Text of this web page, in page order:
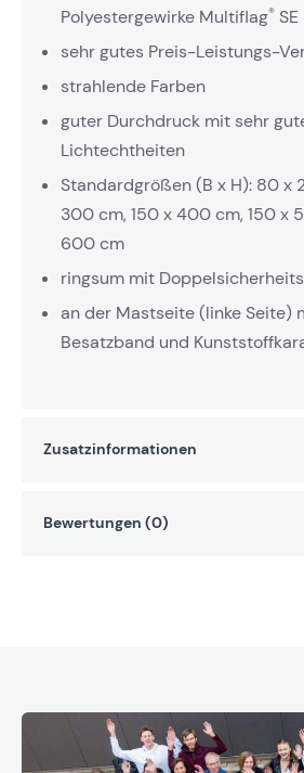
Polyestergewirke Multiflag® SE
sehr gutes Preis-Leistungs-
strahlende Farben
guter Durchdruck mit sehr
Lichtechtheiten
Standardgrößen (B x H): 80 x
300 cm, 150 x 400 cm, 150 x
600 cm
ringsum mit
an der Mastseite (linke Seite)
Besatzband und
Zusatzinformationen
Bewertungen (0)